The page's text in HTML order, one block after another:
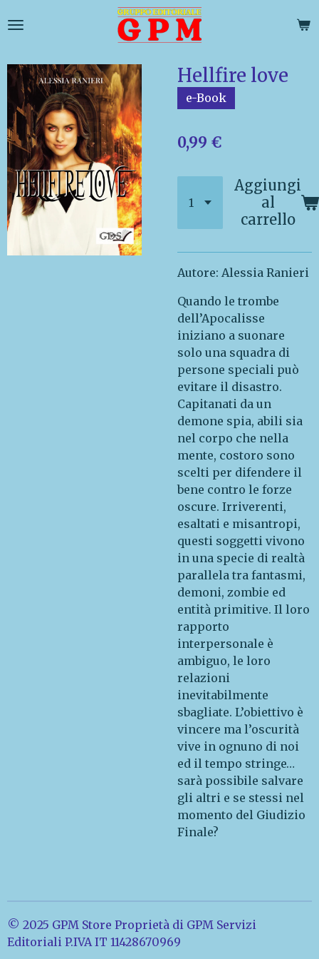
al
principale
Hellfire love
e-Book
0,99 €
Aggiungi
al
carrello
Autore: Alessia Ranieri
Quando le trombe
dell’Apocalisse
iniziano a suonare
solo una squadra di
persone speciali può
evitare il disastro.
Capitanati da un
demone spia, abili sia
nel corpo che nella
mente, costoro sono
scelti per difendere il
bene contro le forze
oscure. Irriverenti,
esaltati e misantropi,
questi soggetti vivono
in una specie di realtà
parallela tra fantasmi,
demoni, zombie ed
entità primitive. Il loro
rapporto
interpersonale è
ambiguo, le loro
relazioni
inevitabilmente
sbagliate. L’obiettivo è
vincere ma l’oscurità
vive in ognuno di noi
ed il tempo stringe…
sarà possibile salvare
gli altri e se stessi nel
momento del Giudizio
Finale?
© 2025 GPM Store Proprietà di GPM Servizi
Editoriali P.IVA IT 11428670969